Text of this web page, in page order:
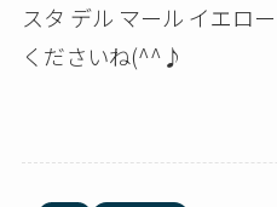
スタ デル マール イエロ
くださいね(^^♪